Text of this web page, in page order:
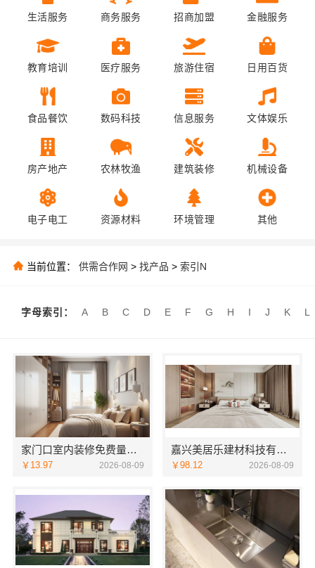
生活服务 商务服务 招商加盟 金融服务
教育培训 医疗服务 旅游住宿 日用百货
食品餐饮 数码科技 信息服务 文体娱乐
房产地产 农林牧渔 建筑装修 机械设备
电子电工 资源材料 环境管理 其他
当前位置： 供需合作网 > 找产品 > 索引N
字母索引： A B C D E F G H I J K L
家门口室内装修免费量房，浙江宜美嘉服务到家
￥13.97 2026-08-09
嘉兴美居乐建材科技有限公司，新房装修空间规划案例
￥98.12 2026-08-09